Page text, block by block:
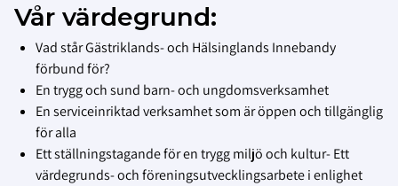
Vår värdegrund:
Vad står Gästriklands- och Hälsinglands Innebandy
förbund för?
En trygg och sund barn- och ungdomsverksamhet
En serviceinriktad verksamhet som är öppen och tillgänglig
för alla
Ett ställningstagande för en trygg miljö och kultur- Ett
värdegrunds- och föreningsutvecklingsarbete i enlighet